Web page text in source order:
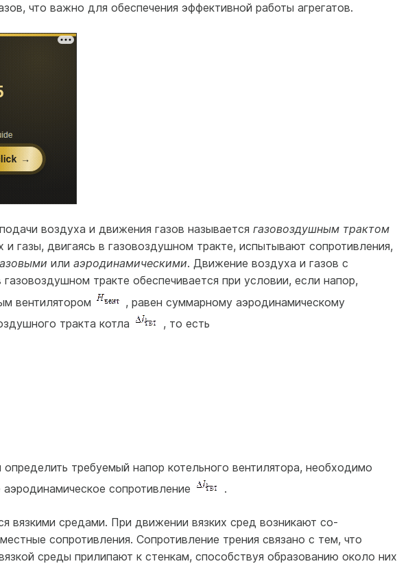
что важно для обеспечения эффективной работы агрегатов.
воздуха и движения газов на­зывается газовоздушным трактом
и газы, двигаясь в газовоздушном тракте, испытывают сопротивления,
или аэродинамическими. Движение воздуха и газов с
тракте обеспечивается при условии, если напор,
вентилятором
, равен суммарному аэроди­намическому
тракта котла
, то есть
требуемый напор котель­ного вентилятора, необходимо
сопротивление
.
вязкими средами. При движе­нии вязких сред возникают со­
сопротивления. Сопротивле­ние трения связано с тем, что
среды прилипают к стенкам, способствуя образованию око­ло них